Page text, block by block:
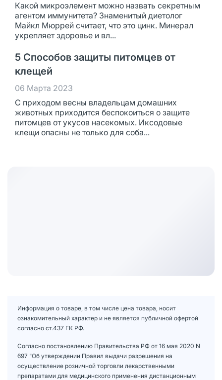
Какой микроэлемент можно назвать секретным
агентом иммунитета? Знаменитый диетолог
Майкл Мюррей считает, что это цинк. Минерал
укрепляет здоровье и вл...
5 Способов защиты питомцев от
клещей
06 Марта 2023
С приходом весны владельцам домашних
животных приходится беспокоиться о защите
питомцев от укусов насекомых. Иксодовые
клещи опасны не только для соба...
Информация о товаре, в том числе цена товара, носит
ознакомительный характер и не является публичной офертой
согласно ст.437 ГК РФ.
Согласно постановлению Правительства РФ от 16 мая 2020 N
697 "Об утверждении Правил выдачи разрешения на
осуществление розничной торговли лекарственными
препаратами для медицинского применения дистанционным